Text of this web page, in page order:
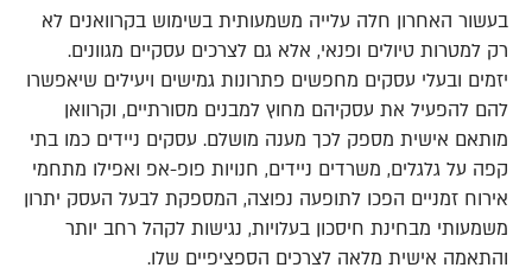
בעשור האחרון חלה עלייה משמעותית בשימוש בקרוואנים לא
רק למטרות טיולים ופנאי, אלא גם לצרכים עסקיים מגוונים.
יזמים ובעלי עסקים מחפשים פתרונות גמישים ויעילים שיאפשרו
להם להפעיל את עסקיהם מחוץ למבנים מסורתיים, וקרוואן
מותאם אישית מספק לכך מענה מושלם. עסקים ניידים כמו בתי
קפה על גלגלים, משרדים ניידים, חנויות פופ-אפ ואפילו מתחמי
אירוח זמניים הפכו לתופעה נפוצה, המספקת לבעל העסק יתרון
משמעותי מבחינת חיסכון בעלויות, נגישות לקהל רחב יותר
והתאמה אישית מלאה לצרכים הספציפיים שלו.